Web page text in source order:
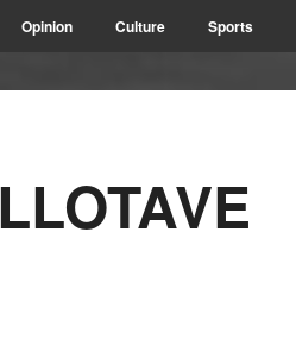
Opinion Culture Sports